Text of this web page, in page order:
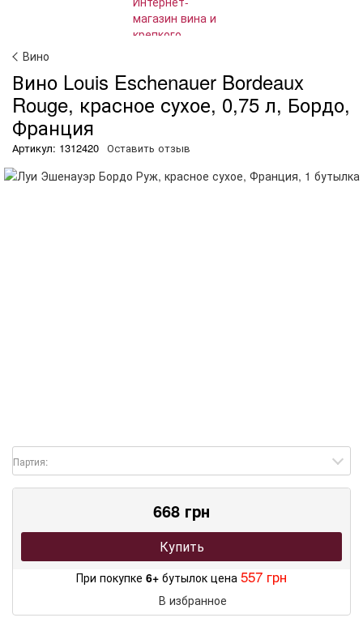
Вино
Вино Louis Eschenauer Bordeaux
Rouge, красное сухое, 0,75 л, Бордо,
Франция
Артикул: 1312420 Оставить отзыв
Партия:
668 грн
Купить
При покупке 6+ бутылок цена 557 грн
В избранное